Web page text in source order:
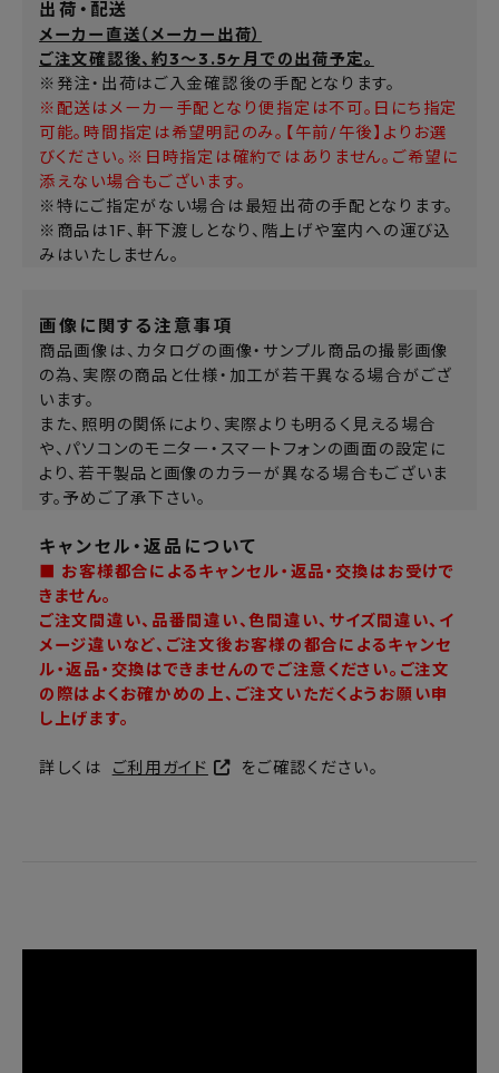
出荷・配送
メーカー直送（メーカー出荷）
ご注文確認後、約3～3.5ヶ月での出荷予定。
※発注・出荷はご入金確認後の手配となります。
※配送はメーカー手配となり便指定は不可。日にち指定
可能。時間指定は希望明記のみ。【午前/午後】よりお選
びください。※日時指定は確約ではありません。ご希望に
添えない場合もございます。
※特にご指定がない場合は最短出荷の手配となります。
※商品は1F、軒下渡しとなり、階上げや室内への運び込
みはいたしません。
画像に関する注意事項
商品画像は、カタログの画像・サンプル商品の撮影画像
の為、実際の商品と仕様・加工が若干異なる場合がござ
います。
また、照明の関係により、実際よりも明るく見える場合
や、パソコンのモニター・スマートフォンの画面の設定に
より、若干製品と画像のカラーが異なる場合もございま
す。予めご了承下さい。
キャンセル・返品について
■ お客様都合によるキャンセル・返品・交換はお受けで
きません。
ご注文間違い、品番間違い、色間違い、サイズ間違い、イ
メージ違いなど、ご注文後お客様の都合によるキャンセ
ル・返品・交換はできませんのでご注意ください。ご注文
の際はよくお確かめの上、ご注文いただくようお願い申
し上げます。
詳しくは ご利用ガイド をご確認ください。